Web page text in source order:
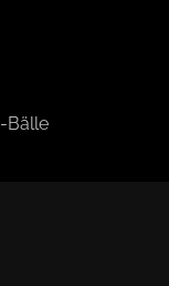
Bälle